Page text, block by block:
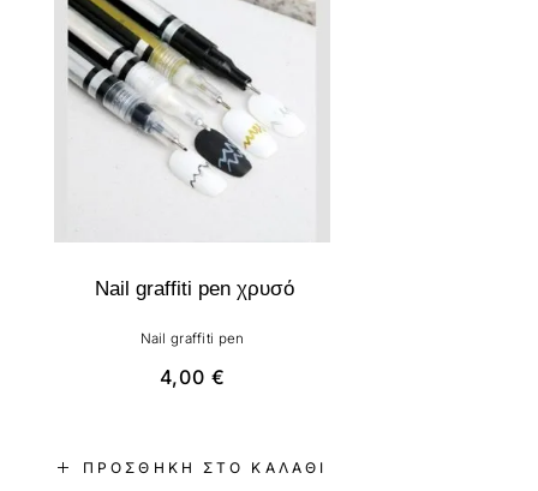
ΠΡΟΣΘΉΚΗ ΣΤΟ ΚΑΛΆΘΙ
Nail graffiti pen χρυσό
Nail graffiti pen
4,00 €